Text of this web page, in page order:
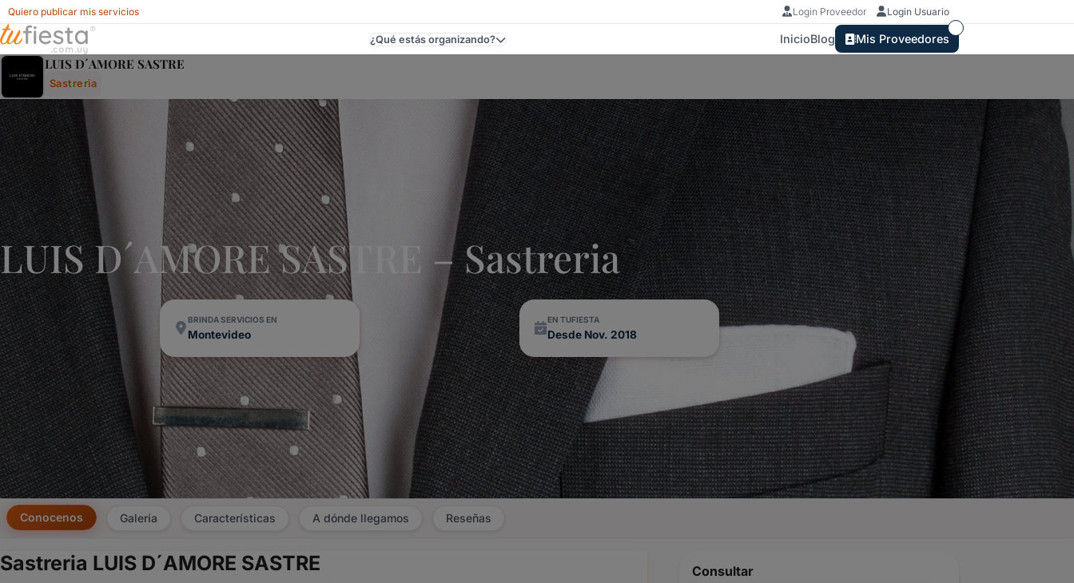
Quiero publicar mis servicios Login Proveedor Login Usuario
Luis D´amore Sastre - Sastreria Para Fiestas Y Eventos En Uruguay
¿Qué estás organizando? InicioBlog Mis Proveedores
LUIS D´AMORE SASTRE
Sastreria
LUIS D´AMORE SASTRE – Sastreria
BRINDA SERVICIOS EN
Montevideo
EN TUFIESTA
Desde Nov. 2018
Conocenos Galería Características A dónde llegamos Reseñas
Sastreria LUIS D´AMORE SASTRE Consultar